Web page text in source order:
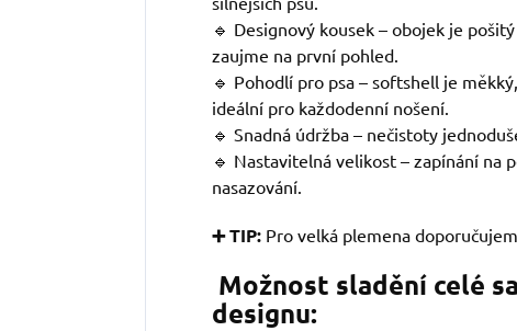
🔹 Designový kousek – obojek je
zaujme na první pohled.
🔹 Pohodlí pro psa – softshell je
ideální pro každodenní nošení.
🔹 Snadná údržba – nečistoty
🔹 Nastavitelná velikost – zapínání na
nasazování.
➕ TIP: Pro velká plemena
Možnost sladění celé
designu: